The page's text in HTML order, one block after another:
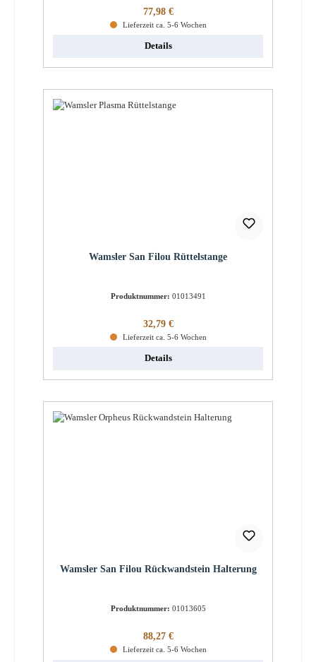
Regulärer Preis:
77,98 €
Lieferzeit ca. 5-6 Wochen
Details
Wamsler San Filou Rüttelstange
Produktnummer: 01013491
Regulärer Preis:
32,79 €
Lieferzeit ca. 5-6 Wochen
Details
Wamsler San Filou Rückwandstein Halterung
Produktnummer: 01013605
Regulärer Preis:
88,27 €
Lieferzeit ca. 5-6 Wochen